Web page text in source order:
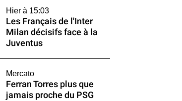
Hier à 15:03
Les Français de l'Inter
Milan décisifs face à la
Juventus
Mercato
Ferran Torres plus que
jamais proche du PSG